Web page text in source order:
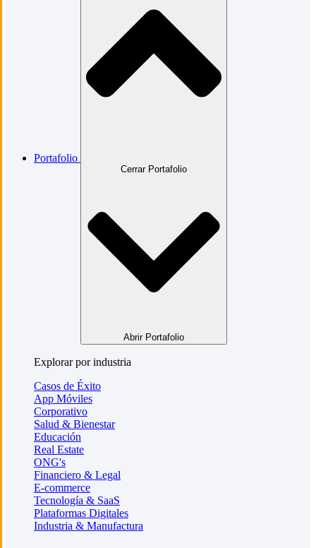
Portafolio
Cerrar Portafolio
Abrir Portafolio
Explorar por industria
Casos de Éxito
App Móviles
Corporativo
Salud & Bienestar
Educación
Real Estate
ONG's
Financiero & Legal
E-commerce
Tecnología & SaaS
Plataformas Digitales
Industria & Manufactura